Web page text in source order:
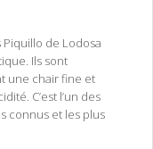
de Lodosa
Ils sont
une chair fine et
C’est l’un des
connus et les plus